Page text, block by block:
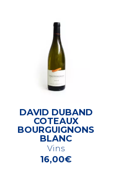
DAVID DUBAND
COTEAUX
BOURGUIGNONS
BLANC
Vins
16,00€